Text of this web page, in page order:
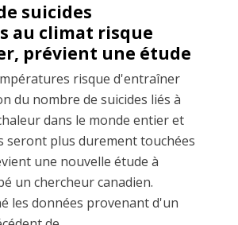
suicides
au climat risque
prévient une étude
risque d'entraîner
du nombre de suicides liés à
dans le monde entier et
seront plus durement touchées
une nouvelle étude à
un chercheur canadien.
les données provenant d'un